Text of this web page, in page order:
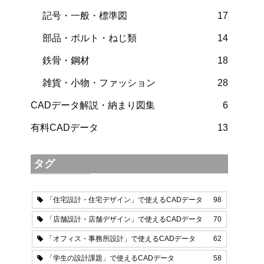
記号・一般・標準図 17
部品・ボルト・ねじ類 14
鉄骨・鋼材 18
雑貨・小物・ファッション 28
CADデータ解説・納まり図集 6
有料CADデータ 13
タグ
「住宅設計・住宅デザイン」で使えるCADデータ 98
「店舗設計・店舗デザイン」で使えるCADデータ 70
「オフィス・事務所設計」で使えるCADデータ 62
「学生の設計課題」で使えるCADデータ 58